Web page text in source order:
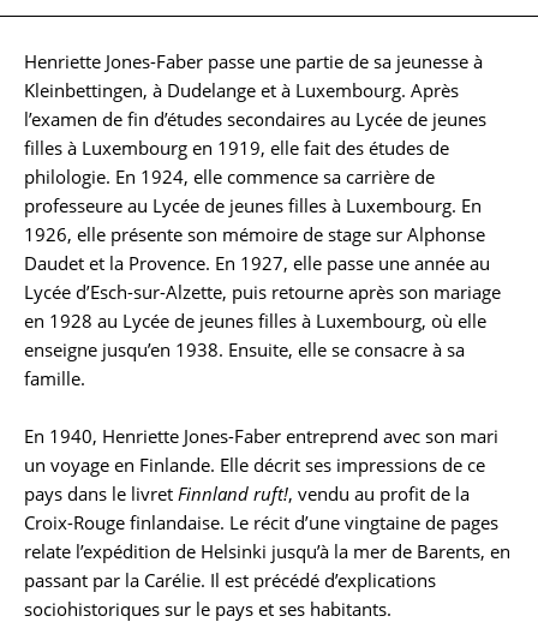
Biographie
Henriette Jones-Faber passe une partie de sa jeunesse à
Kleinbettingen, à Dudelange et à Luxembourg. Après
l’examen de fin d’études secondaires au Lycée de jeunes
filles à Luxembourg en 1919, elle fait des études de
philologie. En 1924, elle commence sa carrière de
professeure au Lycée de jeunes filles à Luxembourg. En
1926, elle présente son mémoire de stage sur Alphonse
Daudet et la Provence. En 1927, elle passe une année au
Lycée d’Esch-sur-Alzette, puis retourne après son mariage
en 1928 au Lycée de jeunes filles à Luxembourg, où elle
enseigne jusqu’en 1938. Ensuite, elle se consacre à sa
famille.
En 1940, Henriette Jones-Faber entreprend avec son mari
un voyage en Finlande. Elle décrit ses impressions de ce
pays dans le livret Finnland ruft!, vendu au profit de la
Croix-Rouge finlandaise. Le récit d’une vingtaine de pages
relate l’expédition de Helsinki jusqu’à la mer de Barents, en
passant par la Carélie. Il est précédé d’explications
sociohistoriques sur le pays et ses habitants.